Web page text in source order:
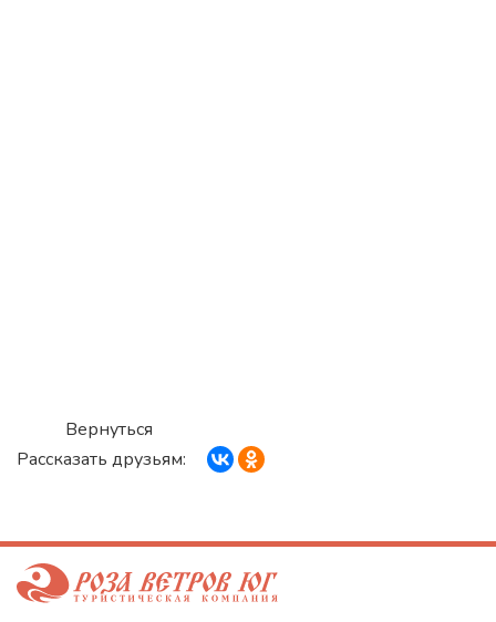
Вернуться
Рассказать друзьям: